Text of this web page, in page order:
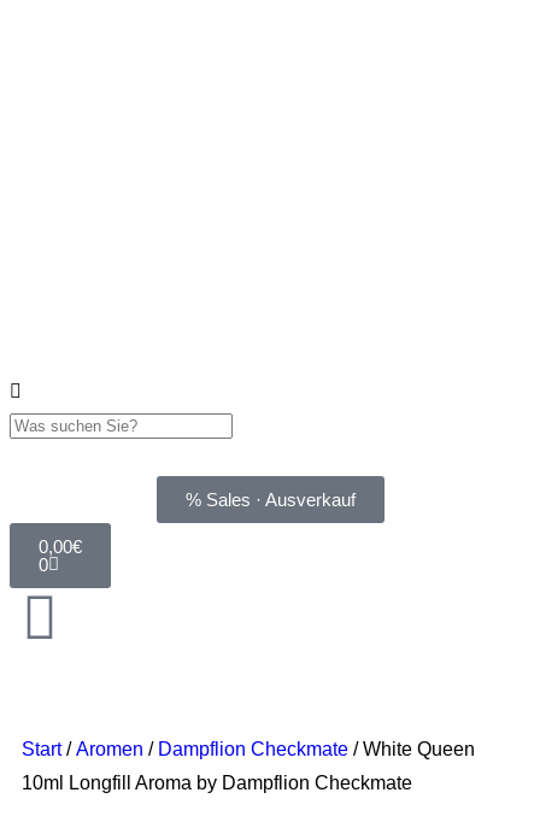
% Sales · Ausverkauf
0,00€
0
Start/Aromen / Dampflion Checkmate / White Queen
10ml Longfill Aroma by Dampflion Checkmate